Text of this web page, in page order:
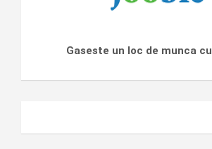
Gaseste un loc de munca cu